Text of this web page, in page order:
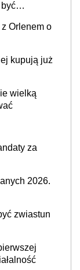
Orlenem o
kupują już
wielką
za
2026.
zwiastun